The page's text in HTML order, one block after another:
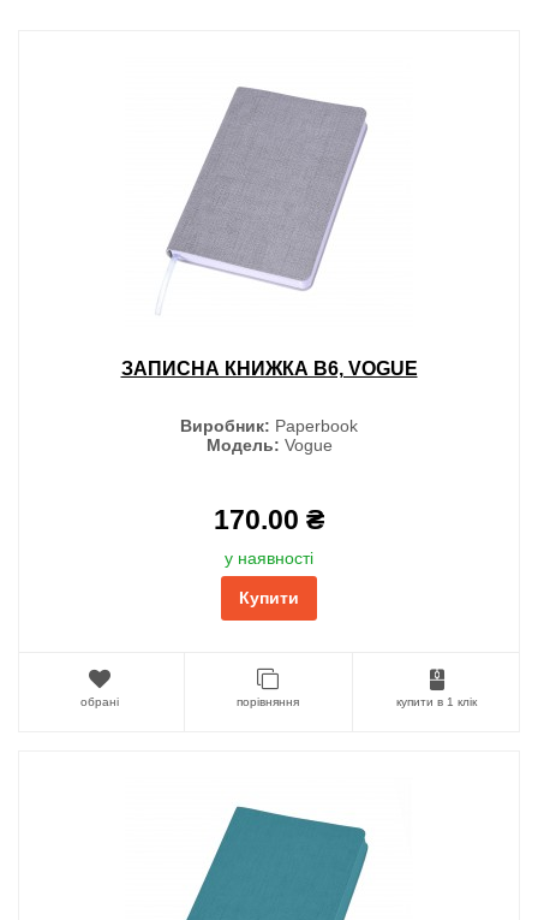
ЗАПИСНА КНИЖКА В6, VOGUE
Виробник: Paperbook
Модель: Vogue
170.00 ₴
у наявності
Купити
обрані порівняння купити в 1 клік